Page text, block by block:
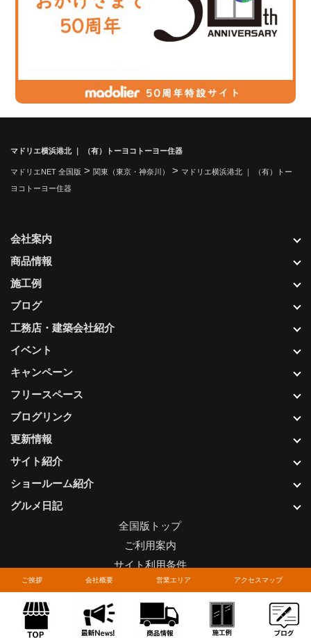
ご挨拶 会社概要 営業エリア アクセスマップ
マドリエ横浜港北 ｜ （有）トーヨコトーヨー住器
マドリエNET 全国版 > 関東（東京・神奈川） > マドリエ横浜港北 ｜ （有）トー
ヨコトーヨー住器
更新情報
サイト紹介
ショールーム紹介
グルメ日記
会社案内
商品情報
施工例
ブログ
工務店・建築会社紹介
イベント
キャンペーン
フリースペース
ブログリンク
全国版トップ
ご利用案内
サイト利用条件
プライバシーポリシー
関連リンク
お問い合わせについて